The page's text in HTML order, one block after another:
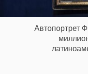
Автопортрет